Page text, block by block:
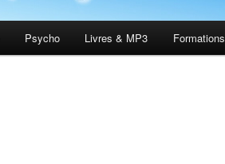
Psycho Livres & MP3 Formations